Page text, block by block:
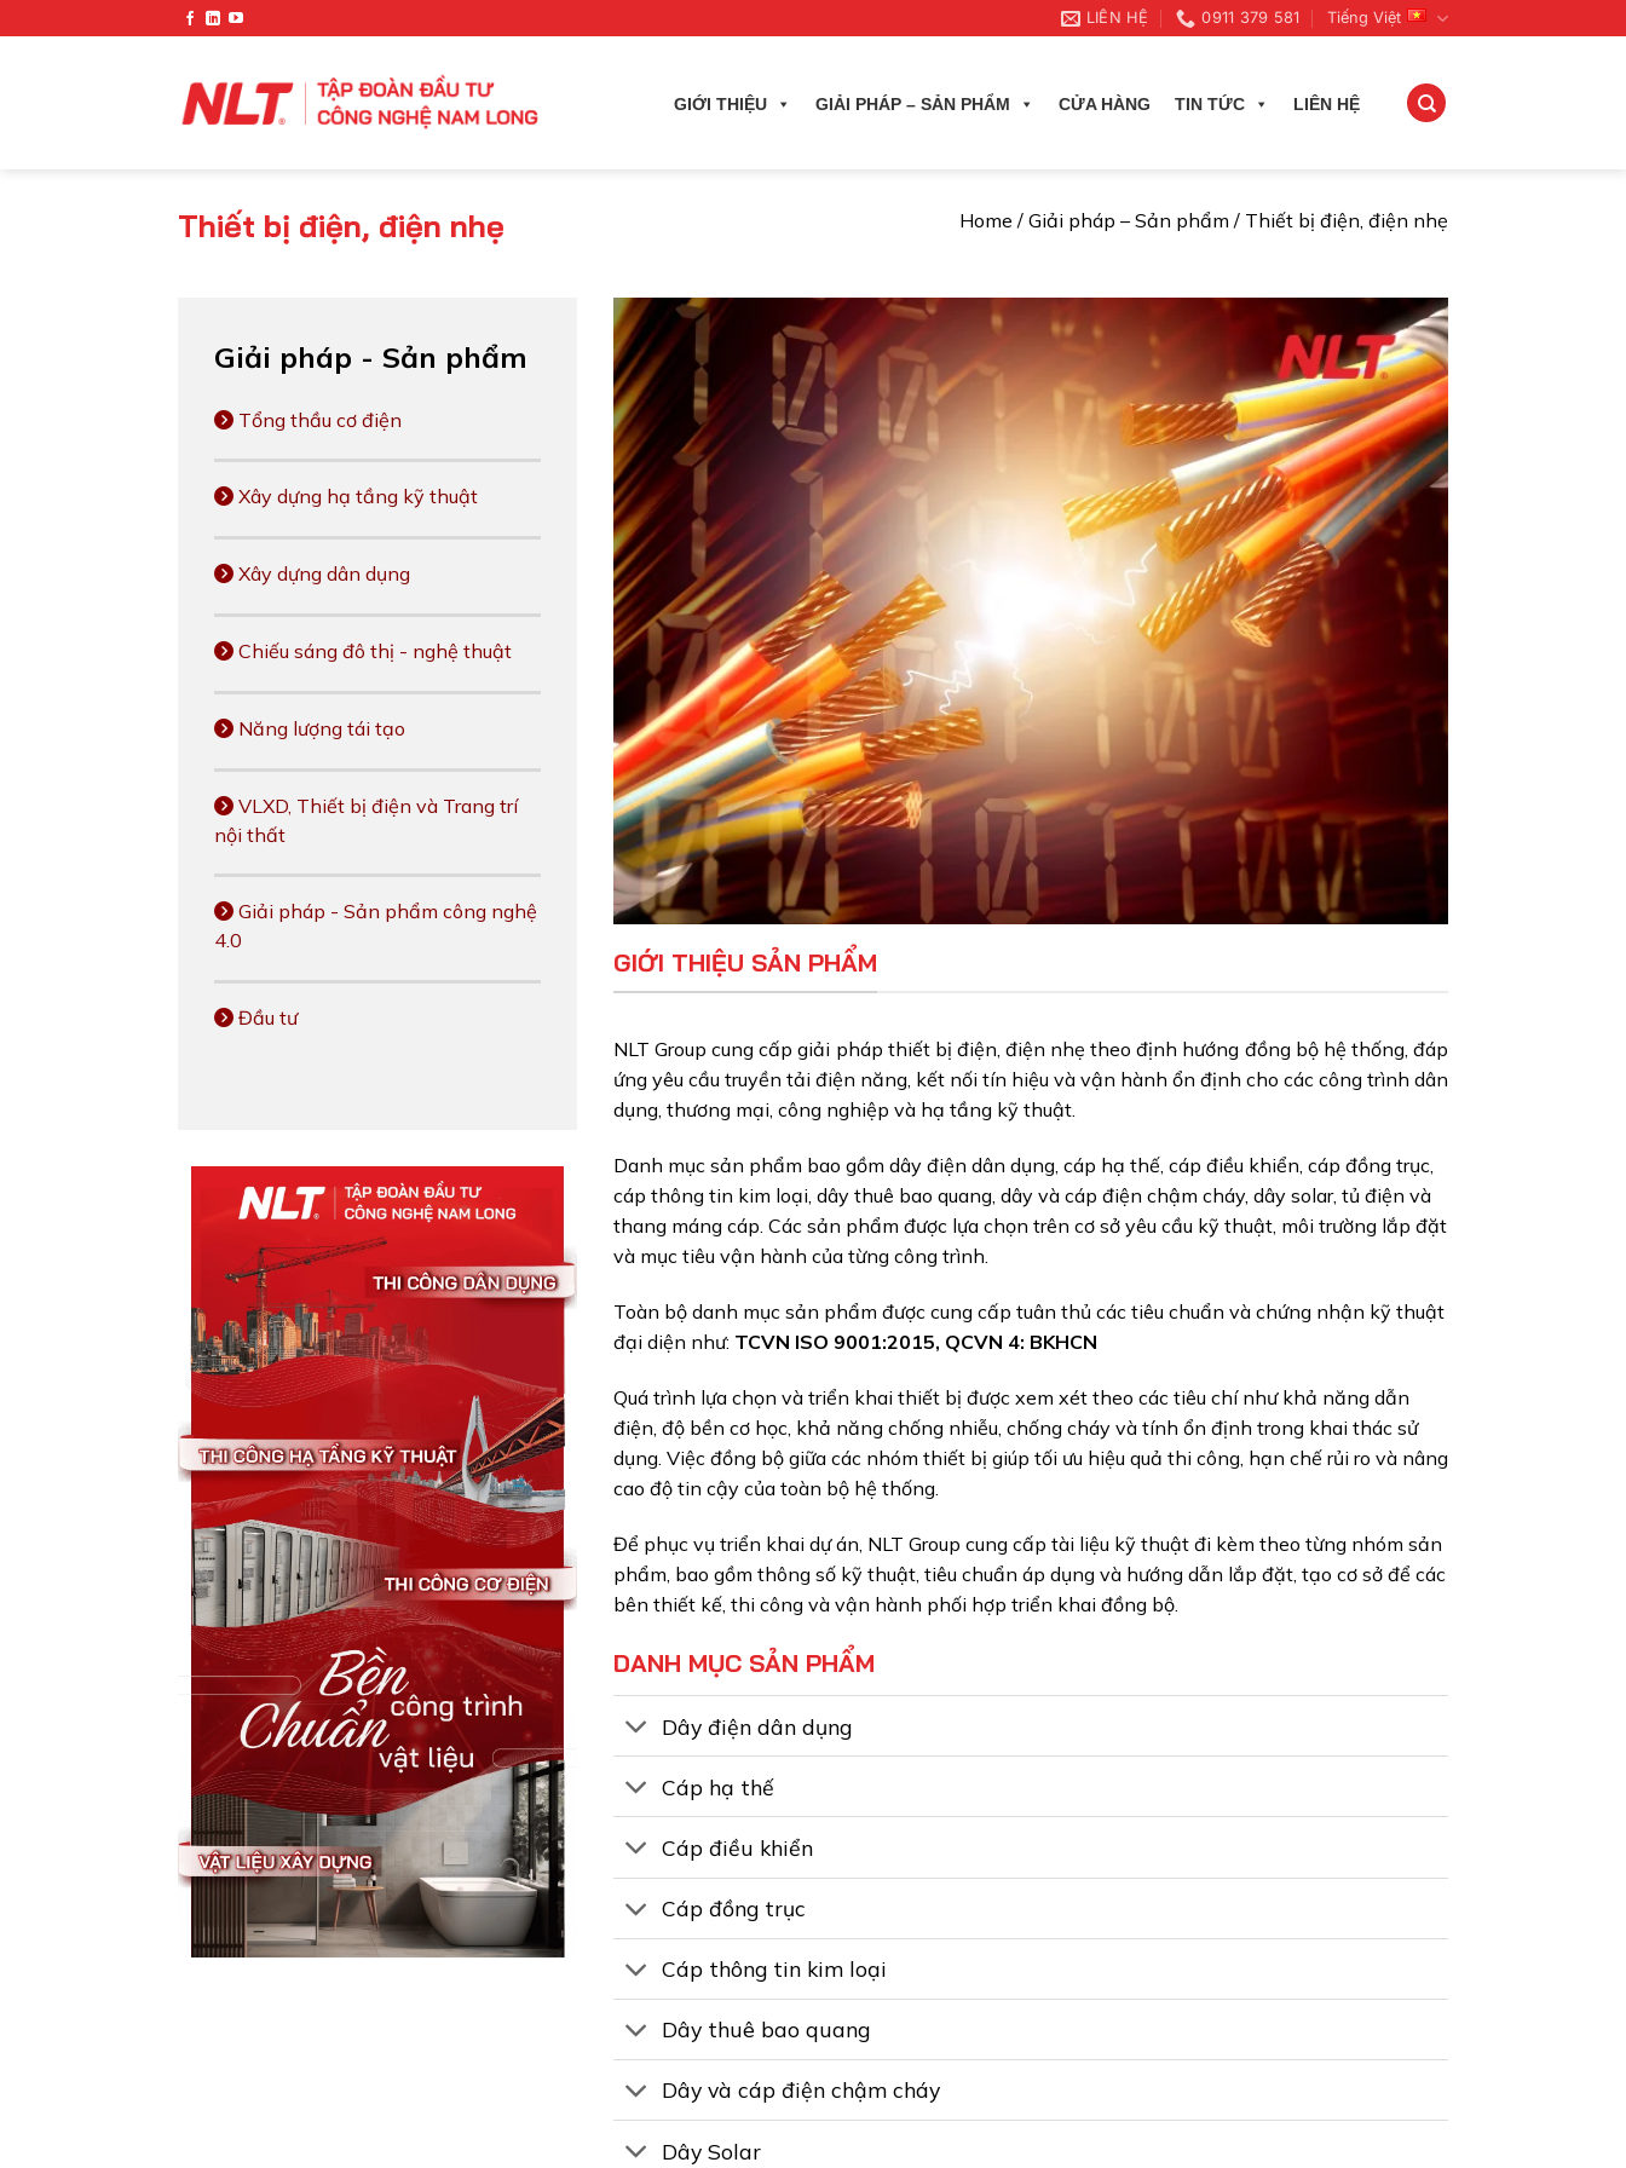
đến
LIÊN HỆ 0911 379 581 Tiếng Việt
GIỚI THIỆU GIẢI PHÁP – SẢN PHẨM CỬA HÀNG TIN TỨC LIÊN HỆ
Thiết bị điện, điện nhẹ Home / Giải pháp – Sản phẩm / Thiết bị điện, điện nhẹ
Giải pháp - Sản phẩm
Tổng thầu cơ điện
Xây dựng hạ tầng kỹ thuật
Xây dựng dân dụng
Chiếu sáng đô thị - nghệ thuật
Năng lượng tái tạo
VLXD, Thiết bị điện và Trang trí
nội thất
Giải pháp - Sản phẩm công nghệ
4.0
Đầu tư
GIỚI THIỆU SẢN PHẨM
NLT Group cung cấp giải pháp thiết bị điện, điện nhẹ theo định hướng đồng bộ hệ thống, đáp
ứng yêu cầu truyền tải điện năng, kết nối tín hiệu và vận hành ổn định cho các công trình dân
dụng, thương mại, công nghiệp và hạ tầng kỹ thuật.
Danh mục sản phẩm bao gồm dây điện dân dụng, cáp hạ thế, cáp điều khiển, cáp đồng trục,
cáp thông tin kim loại, dây thuê bao quang, dây và cáp điện chậm cháy, dây solar, tủ điện và
thang máng cáp. Các sản phẩm được lựa chọn trên cơ sở yêu cầu kỹ thuật, môi trường lắp đặt
và mục tiêu vận hành của từng công trình.
Toàn bộ danh mục sản phẩm được cung cấp tuân thủ các tiêu chuẩn và chứng nhận kỹ thuật
đại diện như: TCVN ISO 9001:2015, QCVN 4: BKHCN
Quá trình lựa chọn và triển khai thiết bị được xem xét theo các tiêu chí như khả năng dẫn
điện, độ bền cơ học, khả năng chống nhiễu, chống cháy và tính ổn định trong khai thác sử
dụng. Việc đồng bộ giữa các nhóm thiết bị giúp tối ưu hiệu quả thi công, hạn chế rủi ro và nâng
cao độ tin cậy của toàn bộ hệ thống.
Để phục vụ triển khai dự án, NLT Group cung cấp tài liệu kỹ thuật đi kèm theo từng nhóm sản
phẩm, bao gồm thông số kỹ thuật, tiêu chuẩn áp dụng và hướng dẫn lắp đặt, tạo cơ sở để các
bên thiết kế, thi công và vận hành phối hợp triển khai đồng bộ.
DANH MỤC SẢN PHẨM
Dây điện dân dụng
Cáp hạ thế
Cáp điều khiển
Cáp đồng trục
Cáp thông tin kim loại
Dây thuê bao quang
Dây và cáp điện chậm cháy
Dây Solar